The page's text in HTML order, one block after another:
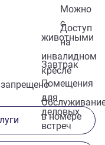
Можно
с
животными
Доступ
на
инвалидном
кресле
Завтрак
Помещения
для
деловых
встреч
запрещено
в номере